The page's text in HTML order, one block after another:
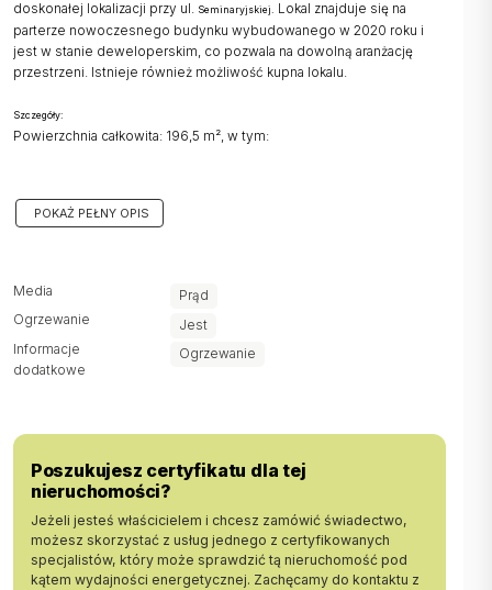
doskonałej lokalizacji przy ul. Seminaryjskiej. Lokal znajduje się na
parterze nowoczesnego budynku wybudowanego w 2020 roku i
jest w stanie deweloperskim, co pozwala na dowolną aranżację
przestrzeni. Istnieje również możliwość kupna lokalu.
Szczegóły:
Powierzchnia całkowita: 196,5 m², w tym:
Główna sala: 182 m²
Toaleta dla osób z niepełnosprawnościami: 4,5 m²
Toaleta: 2 m²
Przedsionek: 2 m²
Miejsca parkingowe— jedno miejsce naziemne w cenie, oraz
możliwość dokupienia miejsca w parkingu podziemnym
- Duża witrynaod strony ulicy z miejscem naszyld.
- Oknatrzyszybowezapewniające doskonałą izolację
- Ogrzewanie z centralnej kotłowni budynku — Kaloryferowe oraz
podłogowe przy wejściu
POKAŻ PEŁNY OPIS
Media
Prąd
Ogrzewanie
Jest
Informacje
dodatkowe
Ogrzewanie
Poszukujesz certyfikatu dla tej
nieruchomości?
Jeżeli jesteś właścicielem i chcesz zamówić świadectwo,
możesz skorzystać z usług jednego z certyfikowanych
specjalistów, który może sprawdzić tą nieruchomość pod
kątem wydajności energetycznej. Zachęcamy do kontaktu z